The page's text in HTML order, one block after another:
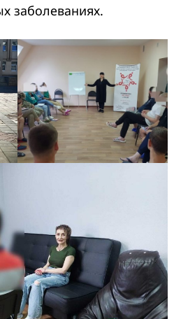
заболеваниях.